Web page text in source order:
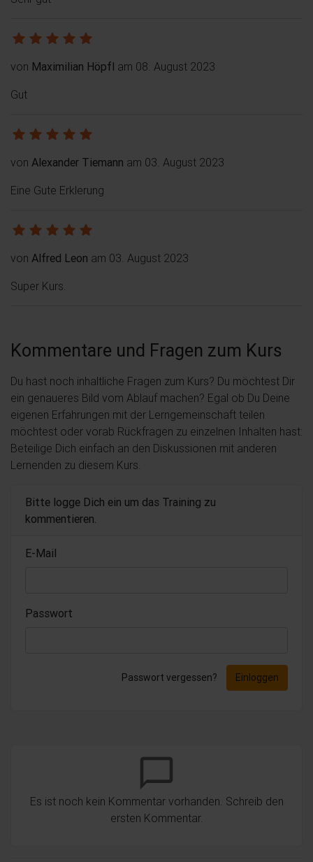
von Maximilian Höpfl am 08. August 2023
Gut
von Alexander Tiemann am 03. August 2023
Eine Gute Erklerung
von Alfred Leon am 03. August 2023
Super Kurs.
Kommentare und Fragen zum Kurs
Du hast noch inhaltliche Fragen zum Kurs? Du möchtest Dir
ein genaueres Bild vom Ablauf machen? Egal ob Du Deine
eigenen Erfahrungen mit der Lerngemeinschaft teilen
möchtest oder vorab Rückfragen zu einzelnen Inhalten hast:
Beteilige Dich einfach an den Diskussionen mit anderen
Lernenden zu diesem Kurs.
Bitte logge Dich ein um das Training zu
kommentieren.
E-Mail
Passwort
Passwort vergessen? Einloggen
chat_bubble_outline
Es ist noch kein Kommentar vorhanden. Schreib den
ersten Kommentar.